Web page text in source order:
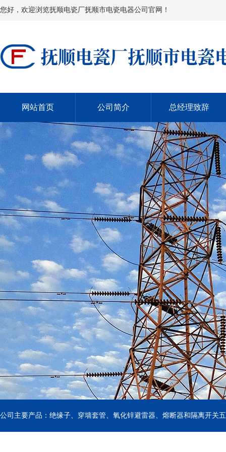
您好，欢迎浏览抚顺电瓷厂抚顺市电瓷电器公司官网！
网站首页 公司简介 总经理致辞
公司主要产品：绝缘子、穿墙套管、氧化锌避雷器、熔断器和隔离开关